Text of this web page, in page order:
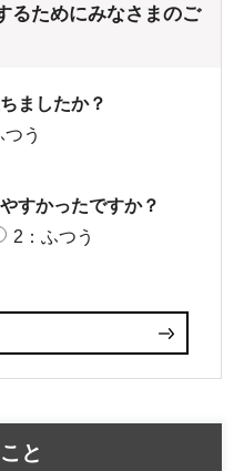
るためにみなさまのご
ましたか？
つう
すかったですか？
2：ふつう
と